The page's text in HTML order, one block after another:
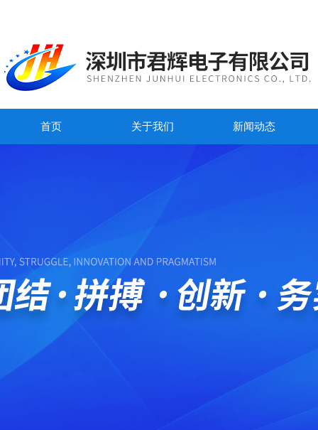
首页 关于我们 新闻动态